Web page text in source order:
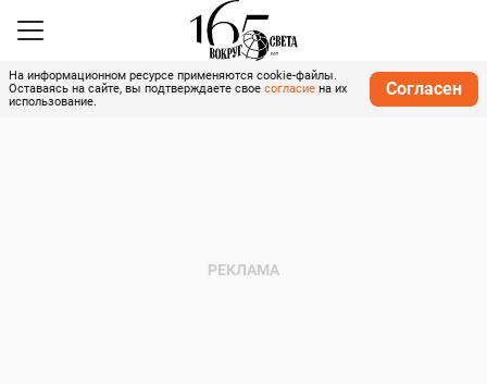
На информационном ресурсе применяются cookie-файлы.
Оставаясь на сайте, вы подтверждаете свое согласие на их
использование.
Согласен